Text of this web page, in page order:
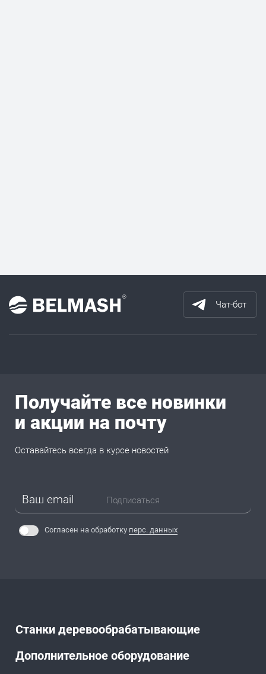
Чат-бот
Станки деревообрабатывающие
Дополнительное оборудование
Получайте все новинки
и акции на почту
Оставайтесь всегда в курсе новостей
Подписаться
Согласен на обработку перс. данных